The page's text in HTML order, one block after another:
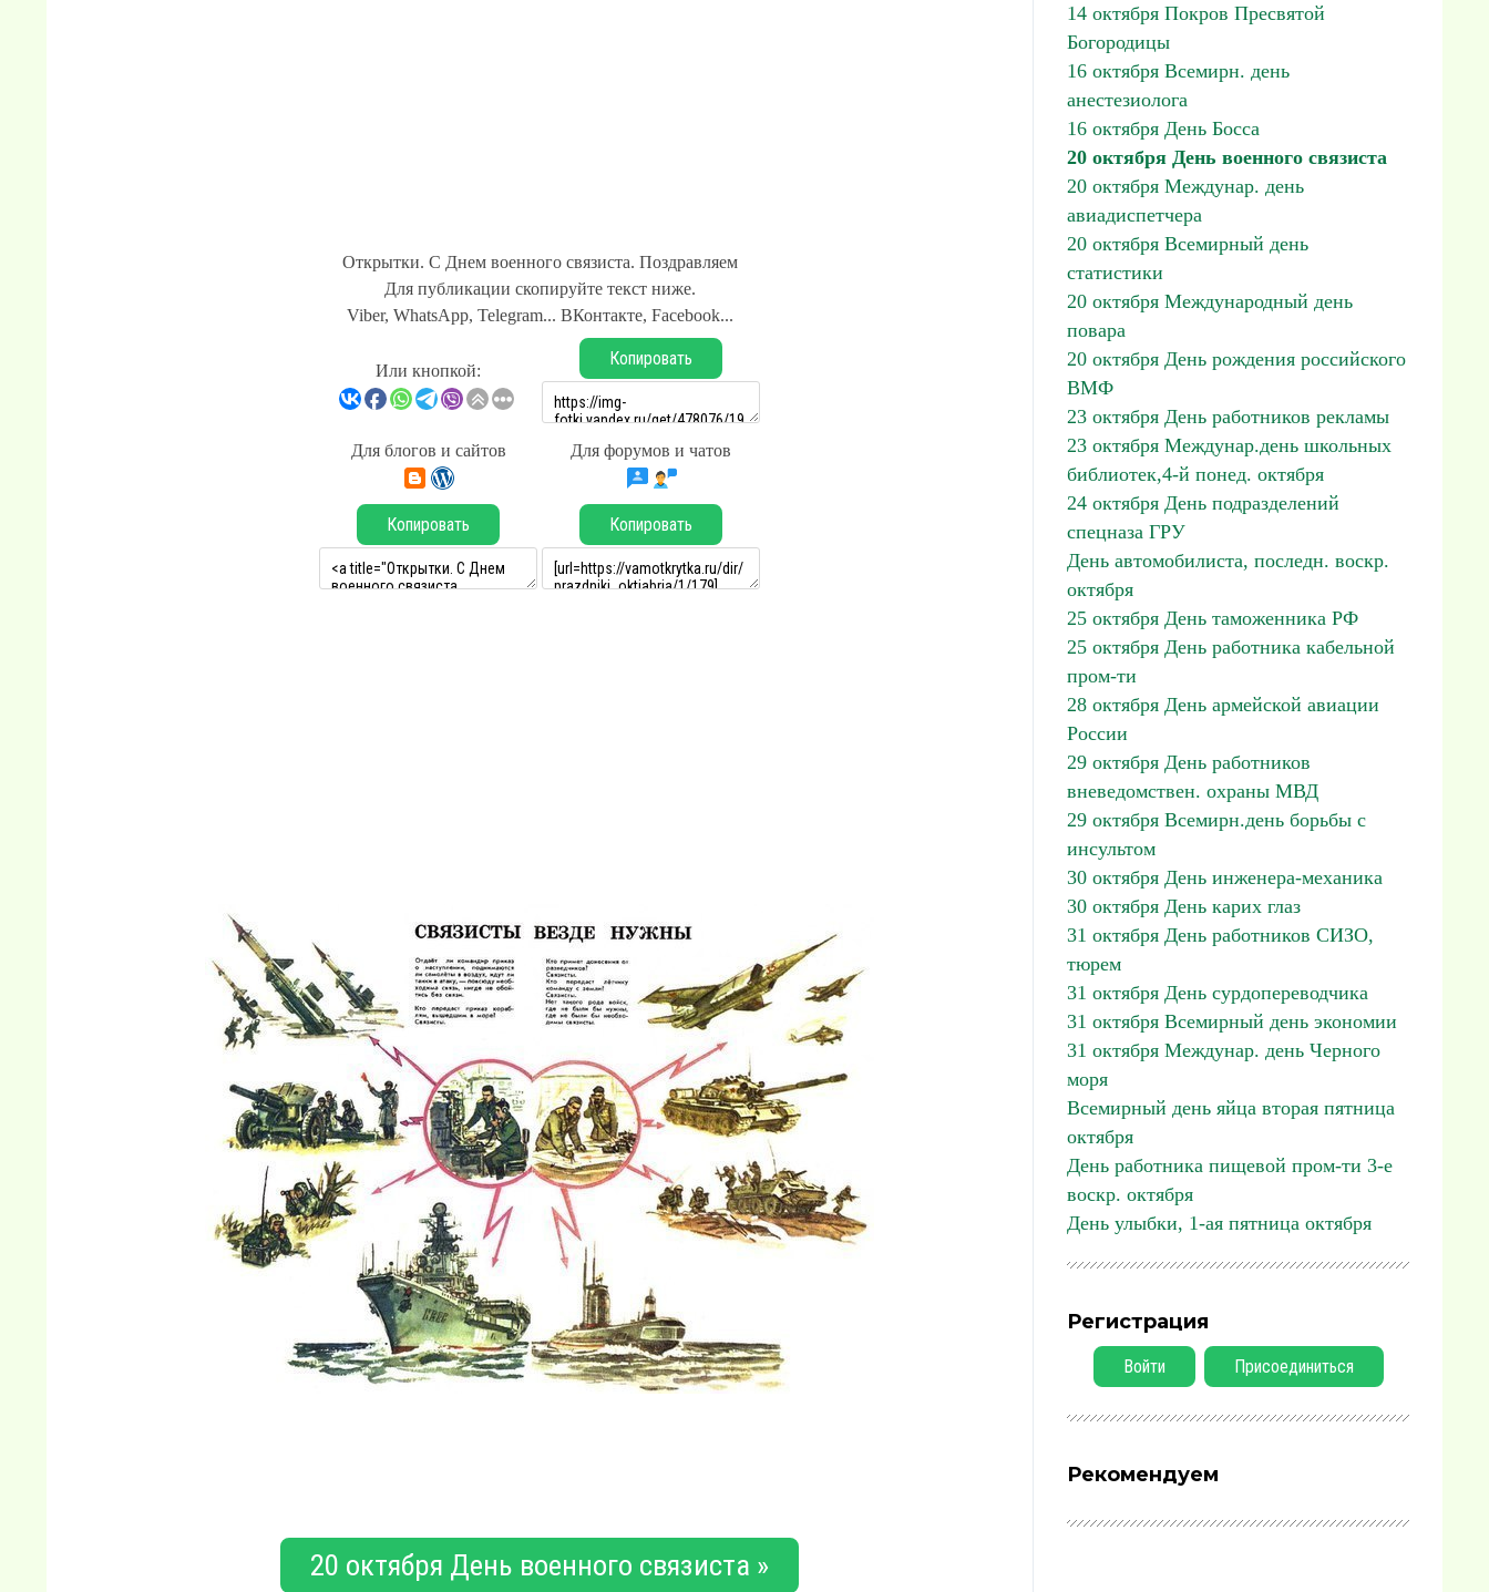
Открытки. С Днем военного связиста. Поздравляем
Для публикации скопируйте текст ниже.
Viber, WhatsApp, Telegram... ВКонтакте, Facebook...
Или кнопкой:
Копировать
Для блогов и сайтов Для форумов и чатов
Копировать Копировать
20 октября День военного связиста »
14 октября Покров Пресвятой
Богородицы
16 октября Всемирн. день
анестезиолога
16 октября День Босса
20 октября День военного связиста
20 октября Междунар. день
авиадиспетчера
20 октября Всемирный день
статистики
20 октября Международный день
повара
20 октября День рождения российского
ВМФ
23 октября День работников рекламы
23 октября Междунар.день школьных
библиотек,4-й понед. октября
24 октября День подразделений
спецназа ГРУ
День автомобилиста, последн. воскр.
октября
25 октября День таможенника РФ
25 октября День работника кабельной
пром-ти
28 октября День армейской авиации
России
29 октября День работников
вневедомствен. охраны МВД
29 октября Всемирн.день борьбы с
инсультом
30 октября День инженера-механика
30 октября День карих глаз
31 октября День работников СИЗО,
тюрем
31 октября День сурдопереводчика
31 октября Всемирный день экономии
31 октября Междунар. день Черного
моря
Всемирный день яйца вторая пятница
октября
День работника пищевой пром-ти 3-е
воскр. октября
День улыбки, 1-ая пятница октября
Регистрация
Войти Присоединиться
Рекомендуем